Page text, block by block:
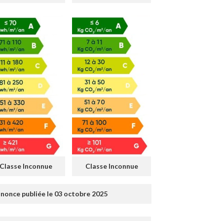
Inconnue Classe Inconnue
publiée le 03 octobre 2025